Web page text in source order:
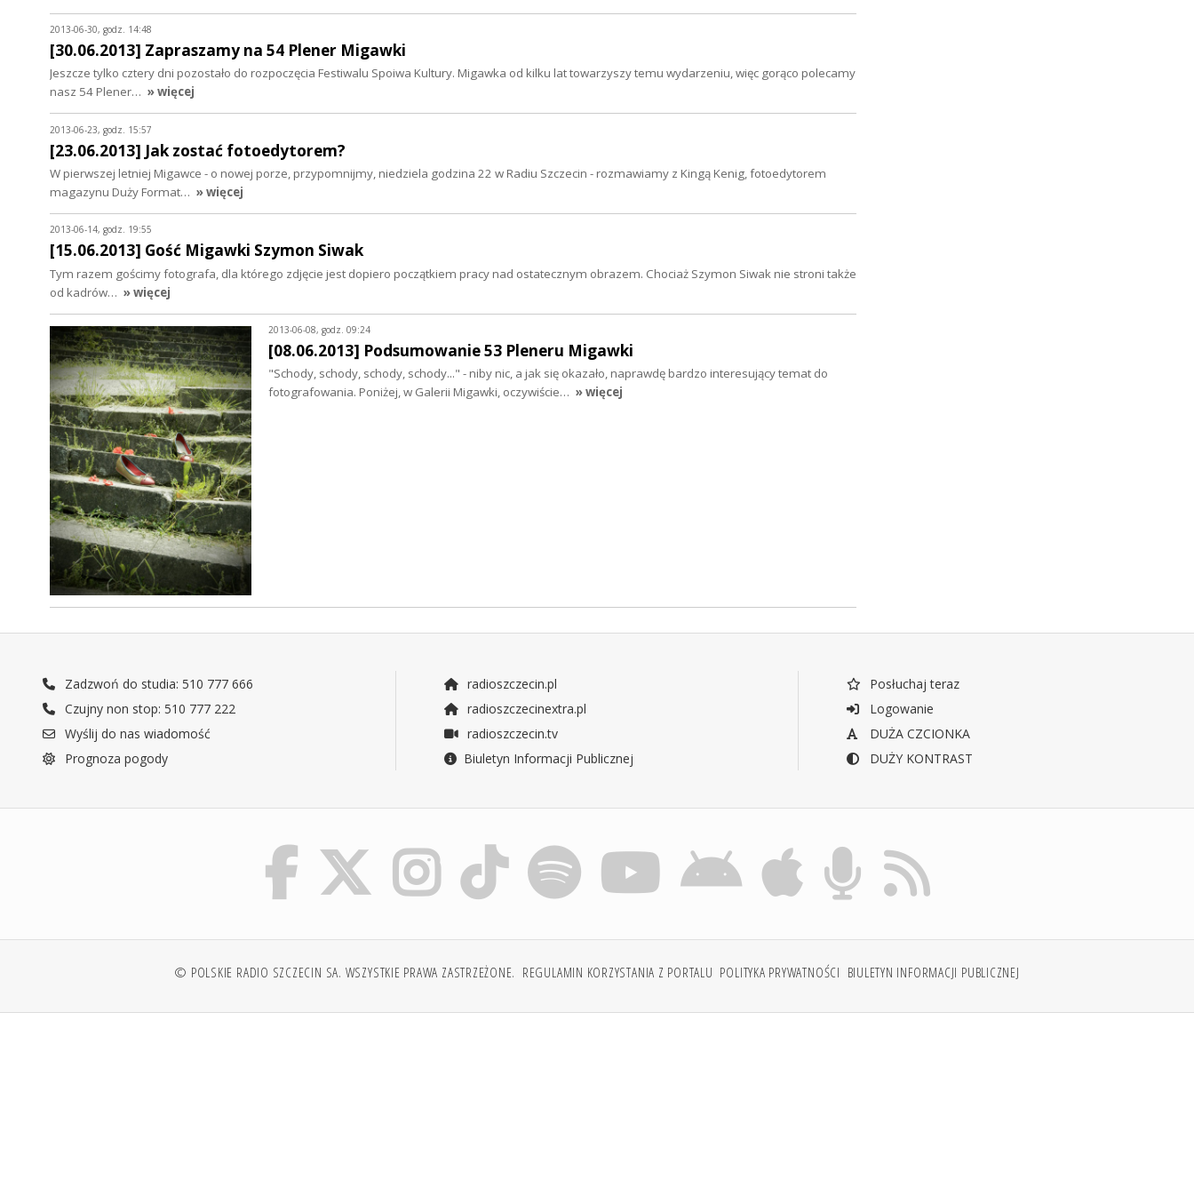
2013-06-30, godz. 14:48
[30.06.2013] Zapraszamy na 54 Plener Migawki
Jeszcze tylko cztery dni pozostało do rozpoczęcia Festiwalu Spoiwa Kultury. Migawka od kilku lat towarzyszy temu wydarzeniu, więc gorąco polecamy
nasz 54 Plener… » więcej
2013-06-23, godz. 15:57
[23.06.2013] Jak zostać fotoedytorem?
W pierwszej letniej Migawce - o nowej porze, przypomnijmy, niedziela godzina 22 w Radiu Szczecin - rozmawiamy z Kingą Kenig, fotoedytorem
magazynu Duży Format… » więcej
2013-06-14, godz. 19:55
[15.06.2013] Gość Migawki Szymon Siwak
Tym razem gościmy fotografa, dla którego zdjęcie jest dopiero początkiem pracy nad ostatecznym obrazem. Chociaż Szymon Siwak nie stroni także
od kadrów… » więcej
2013-06-08, godz. 09:24
[08.06.2013] Podsumowanie 53 Pleneru Migawki
"Schody, schody, schody, schody..." - niby nic, a jak się okazało, naprawdę bardzo interesujący temat do
fotografowania. Poniżej, w Galerii Migawki, oczywiście… » więcej
Zadzwoń do studia: 510 777 666
Czujny non stop: 510 777 222
Wyślij do nas wiadomość
Prognoza pogody
radioszczecin.pl
radioszczecinextra.pl
radioszczecin.tv
Biuletyn Informacji Publicznej
Posłuchaj teraz
Logowanie
DUŻA CZCIONKA
DUŻY KONTRAST
© POLSKIE RADIO SZCZECIN SA. WSZYSTKIE PRAWA ZASTRZEŻONE. REGULAMIN KORZYSTANIA Z PORTALU POLITYKA PRYWATNOŚCI BIULETYN INFORMACJI PUBLICZNEJ